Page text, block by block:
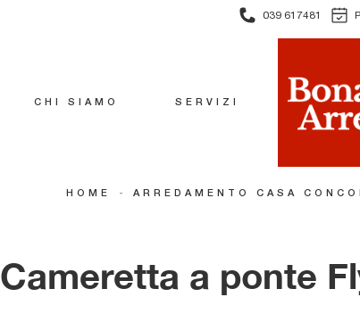
039 617481
CHI SIAMO SERVIZI
HOME - ARREDAMENTO CASA
Cameretta a ponte